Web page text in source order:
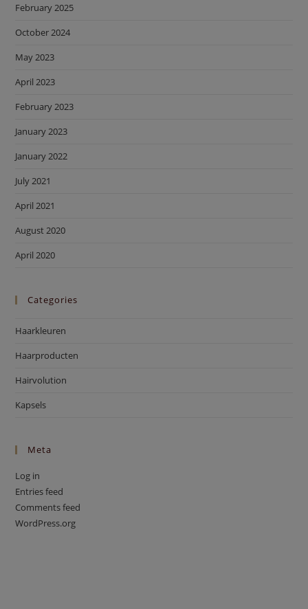
February 2025
October 2024
May 2023
April 2023
February 2023
January 2023
January 2022
July 2021
April 2021
August 2020
April 2020
Categories
Haarkleuren
Haarproducten
Hairvolution
Kapsels
Meta
Log in
Entries feed
Comments feed
WordPress.org